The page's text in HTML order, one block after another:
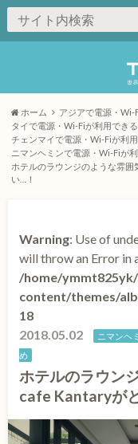
ホーム
アジアで電源・Wi-
タイで電源・Wi-Fiが利用でき
チェンマイで電源・Wi-Fiが利
ニマンヘミンで電源・Wi-Fiが
ホテルのラウンジのような雰
い…！
Warning: Use of
will throw an Error in
/home/
content/themes/
18
2018.05.02
ニマンヘ
め
ホテルのラウン
cafe Kantaryが